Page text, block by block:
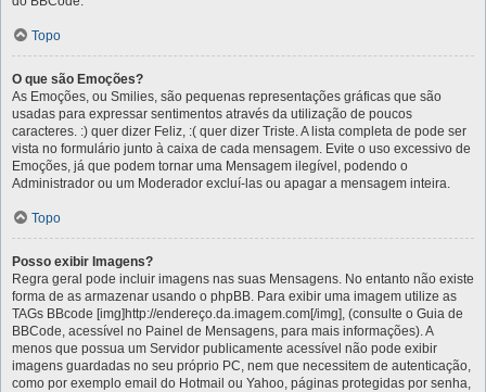
Topo
O que são Emoções?
As Emoções, ou Smilies, são pequenas representações gráficas que são
usadas para expressar sentimentos através da utilização de poucos
caracteres. :) quer dizer Feliz, :( quer dizer Triste. A lista completa de pode ser
vista no formulário junto à caixa de cada mensagem. Evite o uso excessivo de
Emoções, já que podem tornar uma Mensagem ilegível, podendo o
Administrador ou um Moderador excluí-las ou apagar a mensagem inteira.
Topo
Posso exibir Imagens?
Regra geral pode incluir imagens nas suas Mensagens. No entanto não existe
forma de as armazenar usando o phpBB. Para exibir uma imagem utilize as
TAGs BBcode [img]http://endereço.da.imagem.com[/img], (consulte o Guia de
BBCode, acessível no Painel de Mensagens, para mais informações). A
menos que possua um Servidor publicamente acessível não pode exibir
imagens guardadas no seu próprio PC, nem que necessitem de autenticação,
como por exemplo email do Hotmail ou Yahoo, páginas protegidas por senha,